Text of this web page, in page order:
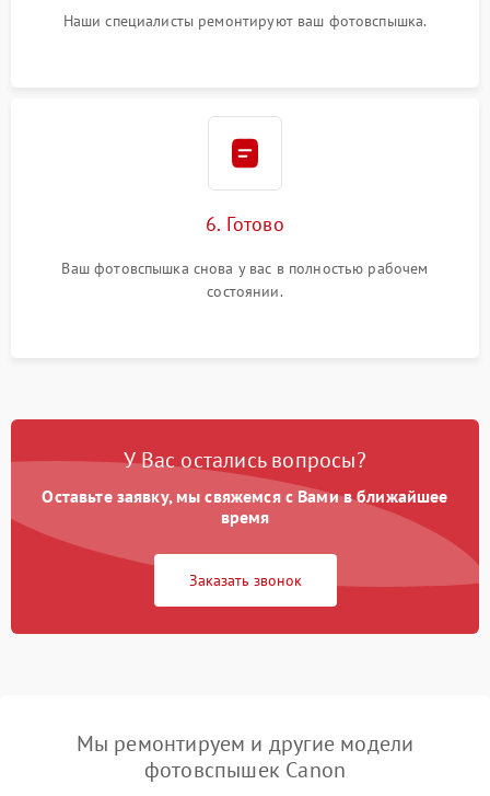
Наши специалисты ремонтируют ваш фотовспышка.
6. Готово
Ваш фотовспышка снова у вас в полностью рабочем
состоянии.
У Вас остались вопросы?
Оставьте заявку, мы свяжемся с Вами в ближайшее
время
Заказать звонок
Мы ремонтируем и другие модели
фотовспышек Canon